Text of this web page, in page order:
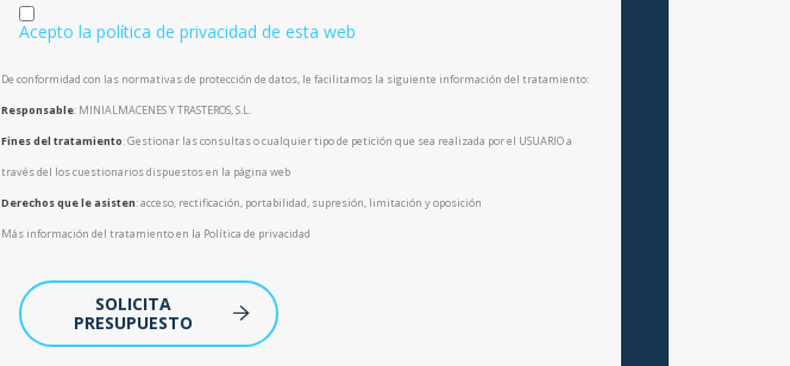
Acepto la política de privacidad de esta web
De conformidad con las normativas de protección de datos, le facilitamos la siguiente información del tratamiento:
Responsable: MINIALMACENES Y TRASTEROS, S.L.
Fines del tratamiento: Gestionar las consultas o cualquier tipo de petición que sea realizada por el USUARIO a
través del los cuestionarios dispuestos en la página web
Derechos que le asisten: acceso, rectificación, portabilidad, supresión, limitación y oposición
Más información del tratamiento en la Política de privacidad
SOLICITA
PRESUPUESTO